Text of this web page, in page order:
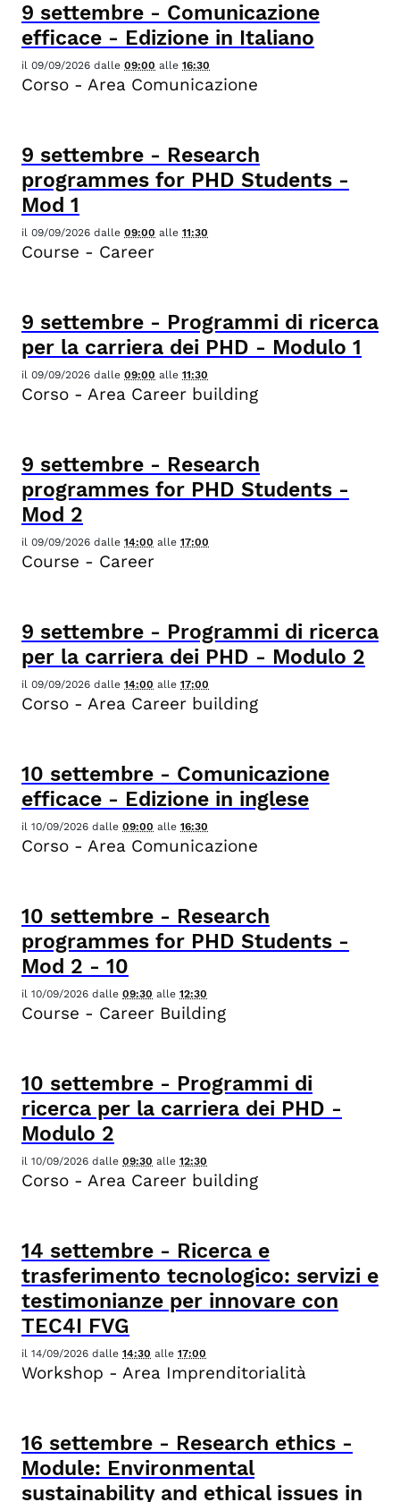
9 settembre - Comunicazione
efficace - Edizione in Italiano
il 09/09/2026 dalle 09:00 alle 16:30
Corso - Area Comunicazione
9 settembre - Research
programmes for PHD Students -
Mod 1
il 09/09/2026 dalle 09:00 alle 11:30
Course - Career
9 settembre - Programmi di ricerca
per la carriera dei PHD - Modulo 1
il 09/09/2026 dalle 09:00 alle 11:30
Corso - Area Career building
9 settembre - Research
programmes for PHD Students -
Mod 2
il 09/09/2026 dalle 14:00 alle 17:00
Course - Career
9 settembre - Programmi di ricerca
per la carriera dei PHD - Modulo 2
il 09/09/2026 dalle 14:00 alle 17:00
Corso - Area Career building
10 settembre - Comunicazione
efficace - Edizione in inglese
il 10/09/2026 dalle 09:00 alle 16:30
Corso - Area Comunicazione
10 settembre - Research
programmes for PHD Students -
Mod 2 - 10
il 10/09/2026 dalle 09:30 alle 12:30
Course - Career Building
10 settembre - Programmi di
ricerca per la carriera dei PHD -
Modulo 2
il 10/09/2026 dalle 09:30 alle 12:30
Corso - Area Career building
14 settembre - Ricerca e
trasferimento tecnologico: servizi e
testimonianze per innovare con
TEC4I FVG
il 14/09/2026 dalle 14:30 alle 17:00
Workshop - Area Imprenditorialità
16 settembre - Research ethics -
Module: Environmental
sustainability and ethical issues in